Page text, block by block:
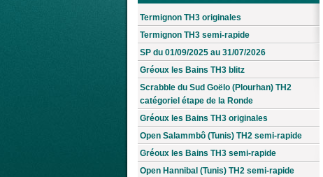
Termignon TH3 originales
Termignon TH3 semi-rapide
SP du 01/09/2025 au 31/07/2026
Gréoux les Bains TH3 blitz
Scrabble du Sud Goëlo (Plourhan) TH2
catégoriel étape de la Ronde
Gréoux les Bains TH3 originales
Open Salammbô (Tunis) TH2 semi-rapide
Gréoux les Bains TH3 semi-rapide
Open Hannibal (Tunis) TH2 semi-rapide